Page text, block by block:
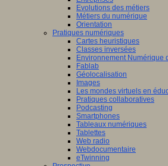
Evolutions des métiers
Métiers du numérique
Orientation
Pratiques numériques
Cartes heuristiques
Classes inversées
Environnement Numérique
Fablab
Géolocalisation
Images
Les mondes virtuels en
Pratiques collaboratives
Podcasting
Smartphones
Tableaux numériques
Tablettes
Web radio
Webdocumentaire
eTwinning